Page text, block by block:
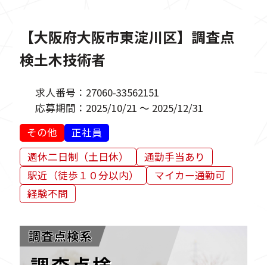
【大阪府大阪市東淀川区】調査点
検土木技術者
求人番号： 27060-33562151
応募期間： 2025/10/21 ～ 2025/12/31
その他
正社員
週休二日制（土日休）
通勤手当あり
駅近（徒歩１０分以内）
マイカー通勤可
経験不問